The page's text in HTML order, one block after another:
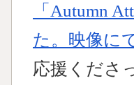
「Autumn
た。映像に
応援くださ